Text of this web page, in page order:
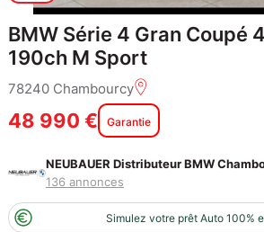
BMW Série 4 Gran Coupé
190ch M Sport
78240 Chambourcy
48 990 € Garantie
NEUBAUER Distributeur BMW
136 annonces
Simulez votre prêt Auto 100%